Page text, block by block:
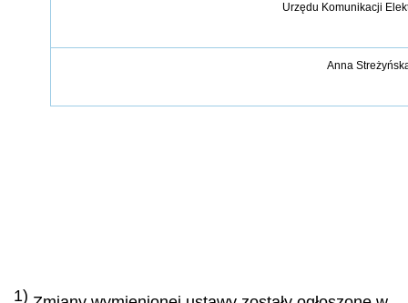
Urzędu Komunikacji
Anna Streżyń
1)